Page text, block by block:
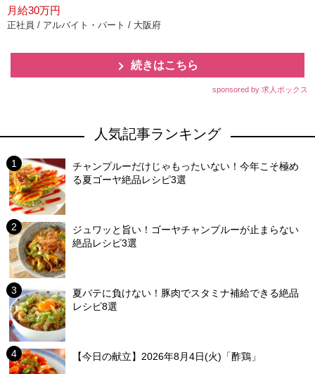
月給30万円
正社員 / アルバイト・パート / 大阪府
続きはこちら
sponsored by 求人ボックス
人気記事ランキング
チャンプルーだけじゃもったいない！今年こそ極め
る夏ゴーヤ絶品レシピ3選
ジュワッと旨い！ゴーヤチャンプルーが止まらない
絶品レシピ3選
夏バテに負けない！豚肉でスタミナ補給できる絶品
レシピ8選
【今日の献立】2026年8月4日(火)「酢鶏」